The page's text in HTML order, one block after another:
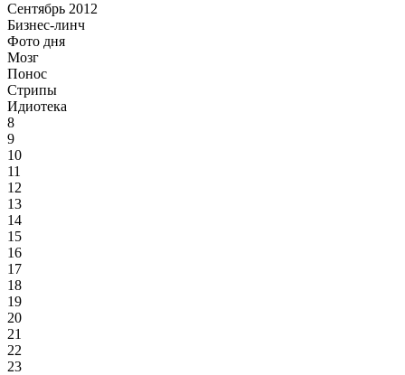
Сентябрь 2012
Бизнес-линч
Фото дня
Мозг
Понос
Стрипы
Идиотека
8
9
10
11
12
13
14
15
16
17
18
19
20
21
22
23